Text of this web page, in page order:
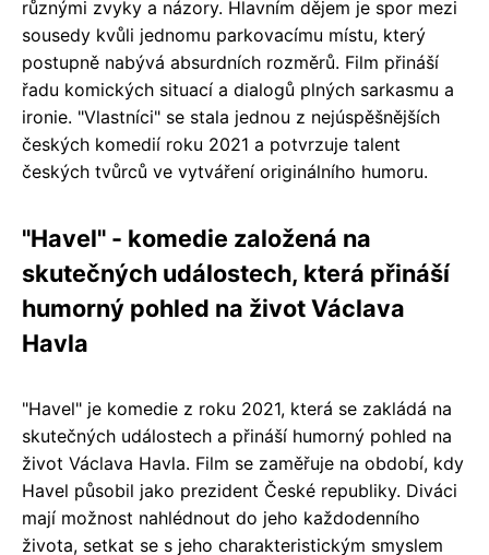
různými zvyky a názory. Hlavním dějem je spor mezi
sousedy kvůli jednomu parkovacímu místu, který
postupně nabývá absurdních rozměrů. Film přináší
řadu komických situací a dialogů plných sarkasmu a
ironie. "Vlastníci" se stala jednou z nejúspěšnějších
českých komedií roku 2021 a potvrzuje talent
českých tvůrců ve vytváření originálního humoru.
"Havel" - komedie založená na
skutečných událostech, která přináší
humorný pohled na život Václava
Havla
"Havel" je komedie z roku 2021, která se zakládá na
skutečných událostech a přináší humorný pohled na
život Václava Havla. Film se zaměřuje na období, kdy
Havel působil jako prezident České republiky. Diváci
mají možnost nahlédnout do jeho každodenního
života, setkat se s jeho charakteristickým smyslem